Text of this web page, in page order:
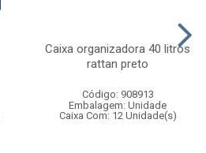
Caixa organizadora 40 litros
rattan preto
Código: 908913
Embalagem: Unidade
Caixa Com: 12 Unidade(s)